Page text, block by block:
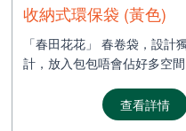
收納式環保袋 (黃色)
「春田花花」 春卷袋，設
計，放入包包唔會佔好多空
查看詳情